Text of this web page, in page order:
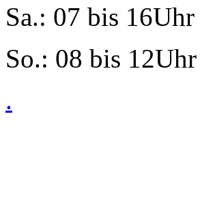
Sa.: 07 bis 16Uhr
So.: 08 bis 12Uhr
.